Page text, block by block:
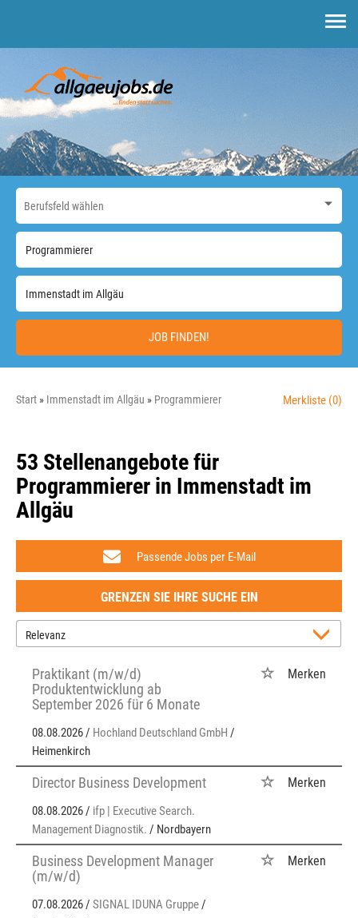
JOB FINDEN!
Start Immenstadt im Allgäu Programmierer Merkliste (0)
53 Stellenangebote für
Programmierer in Immenstadt im
Allgäu
Passende Jobs per E-Mail
GRENZEN SIE IHRE SUCHE EIN
Praktikant (m/w/d)
Produktentwicklung ab
September 2026 für 6 Monate
08.08.2026 / Hochland Deutschland GmbH /
Heimenkirch
Merken
Director Business Development
08.08.2026 / ifp | Executive Search.
Management Diagnostik. / Nordbayern
Merken
Business Development Manager
(m/w/d)
07.08.2026 / SIGNAL IDUNA Gruppe/
Merken